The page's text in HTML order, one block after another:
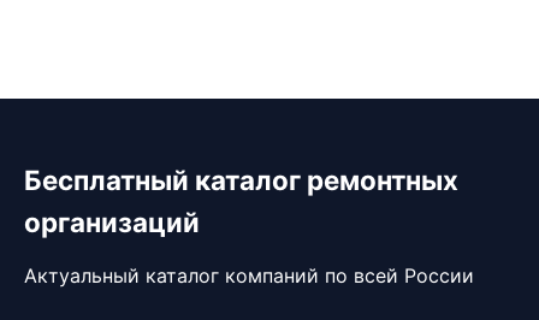
Бесплатный каталог ремонтных
организаций
Актуальный каталог компаний по всей России